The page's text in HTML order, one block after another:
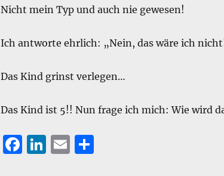
Nicht mein Typ und auch nie gewesen!
Ich antworte ehrlich: „Nein, das wäre ich
Das Kind grinst verlegen…
Das Kind ist 5!! Nun frage ich mich: Wie wird
F Li E T